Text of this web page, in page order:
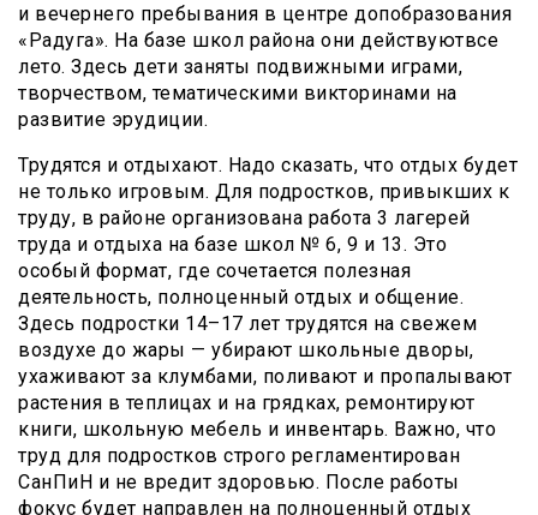
и вечернего пребывания в центре допобразования
«Радуга». На базе школ района они действуютвсе
лето. Здесь дети заняты подвижными играми,
творчеством, тематическими викторинами на
развитие эрудиции.
Трудятся и отдыхают. Надо сказать, что отдых будет
не только игровым. Для подростков, привыкших к
труду, в районе организована работа 3 лагерей
труда и отдыха на базе школ № 6, 9 и 13. Это
особый формат, где сочетается полезная
деятельность, полноценный отдых и общение.
Здесь подростки 14–17 лет трудятся на свежем
воздухе до жары — убирают школьные дворы,
ухаживают за клумбами, поливают и пропалывают
растения в теплицах и на грядках, ремонтируют
книги, школьную мебель и инвентарь. Важно, что
труд для подростков строго регламентирован
СанПиН и не вредит здоровью. После работы
фокус будет направлен на полноценный отдых